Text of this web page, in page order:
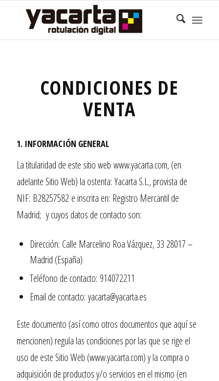
CONDICIONES DE
VENTA
1. INFORMACIÓN GENERAL
La titularidad de este sitio web www.yacarta.com, (en
adelante Sitio Web) la ostenta: Yacarta S.L., provista de
NIF: B28257582e inscrita en: Registro Mercantil de
Madrid; y cuyos datos de contacto son:
Dirección: Calle Marcelino Roa Vázquez, 33 28017 –
Madrid (España)
Teléfono de contacto: 914072211
Email de contacto: yacarta@yacarta.es
Este documento (así como otros documentos que aquí se
mencionen) regula las condiciones por las que se rige el
uso de este Sitio Web (www.yacarta.com) y la compra o
adquisición de productos y/o servicios en el mismo (en